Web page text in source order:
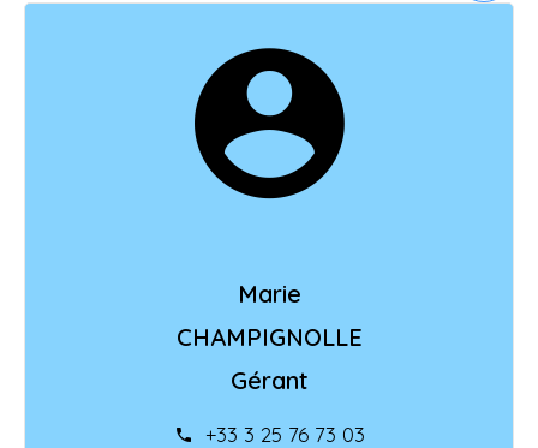
Marie
CHAMPIGNOLLE
Gérant
+33 3 25 76 73 03